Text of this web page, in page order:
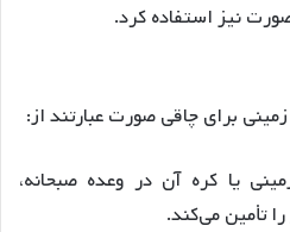
نیز استفاده کرد.
برای چاقی صورت عبارتند از:
یا کره آن در وعده صبحانه،
تأمین می‌کند.